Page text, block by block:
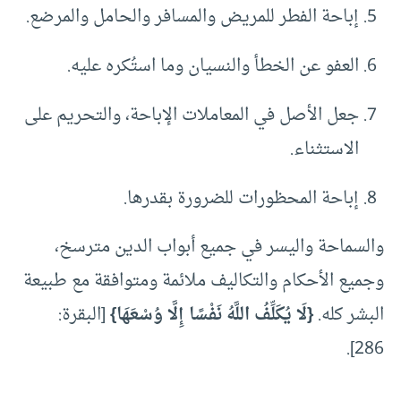
إباحة الفطر للمريض والمسافر والحامل والمرضع.
العفو عن الخطأ والنسيان وما استُكره عليه.
جعل الأصل في المعاملات الإباحة، والتحريم على
الاستثناء.
إباحة المحظورات للضرورة بقدرها.
والسماحة واليسر في جميع أبواب الدين مترسخ،
وجميع الأحكام والتكاليف ملائمة ومتوافقة مع طبيعة
البشر كله.{لَا يُكَلِّفُ اللَّهُ نَفْسًا إِلَّا وُسْعَهَا}[البقرة:
286].